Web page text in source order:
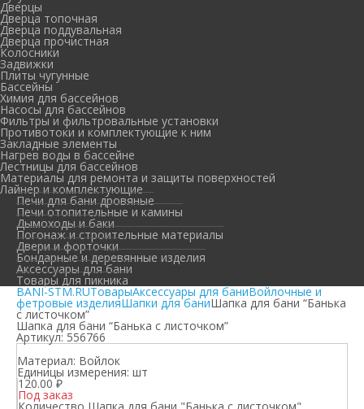
Дверцы
Дверца топочная
Дверца поддувальная
Дверца прочистная
Колосники
Задвижки
Плиты чугунные
Бассейны
Химия для бассейнов
Насосы для бассейнов
Фильтры и фильтровальные установки
Противотоки и комплектующие к ним
Закладные элементы
Нагрев воды в бассейне
Лестницы для бассейнов
Материалы для ремонта и защиты поверхностей
Лайнер и комплектующие
Печи для бани дровяные
Печи отопительные и камины
Дымоходы и баки
Погонаж и строительные материалы
Двери и форточки
Бондарные и деревянные изделия
Аксессуары для бани
Товары для пикника
BANI-STM.RUТоварыАксессуары для баниВойлочные и
фетровые изделияШапки для баниШапка для бани “Банька
с листочком”
Шапка для бани “Банька с листочком”
Артикул: 556766
Материал: Войлок
Единицы измерения: шт
120.00₽
Под заказ